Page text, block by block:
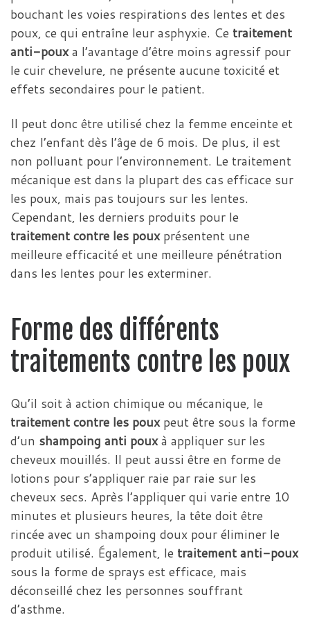
bouchant les voies respirations des lentes et des
poux, ce qui entraîne leur asphyxie. Ce traitement
anti-pouxa l’avantage d’être moins agressif pour
le cuir chevelure, ne présente aucune toxicité et
effets secondaires pour le patient.
Il peut donc être utilisé chez la femme enceinte et
chez l’enfant dès l’âge de 6 mois. De plus, il est
non polluant pour l’environnement. Le traitement
mécanique est dans la plupart des cas efficace sur
les poux, mais pas toujours sur les lentes.
Cependant, les derniers produits pour le
traitement contre les pouxprésentent une
meilleure efficacité et une meilleure pénétration
dans les lentes pour les exterminer.
Forme des différents
traitements contre les poux
Qu’il soit à action chimique ou mécanique, le
traitement contre les pouxpeut être sous la forme
d’un shampoing anti pouxà appliquer sur les
cheveux mouillés. Il peut aussi être en forme de
lotions pour s’appliquer raie par raie sur les
cheveux secs. Après l’appliquer qui varie entre 10
minutes et plusieurs heures, la tête doit être
rincée avec un shampoing doux pour éliminer le
produit utilisé. Également, le traitement anti-poux
sous la forme de sprays est efficace, mais
déconseillé chez les personnes souffrant
d’asthme.